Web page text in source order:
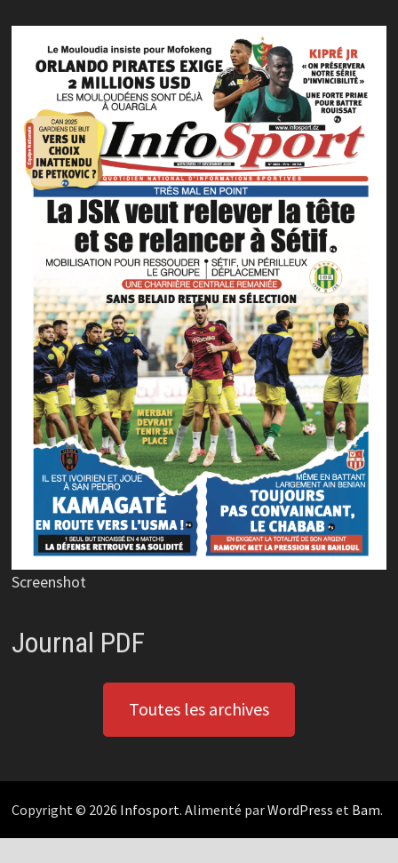
Screenshot
Journal PDF
Toutes les archives
Copyright © 2026 Infosport. Alimenté parWordPress et Bam.